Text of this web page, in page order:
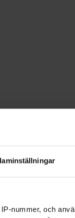
nummer, och